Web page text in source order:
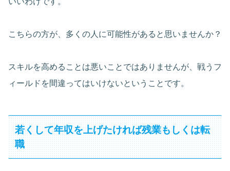
こちらの方が、多くの人に可能性があると思いませんか？
スキルを高めることは悪いことではありませんが、戦うフ
ィールドを間違ってはいけないということです。
若くして年収を上げたければ残業もしくは転
職